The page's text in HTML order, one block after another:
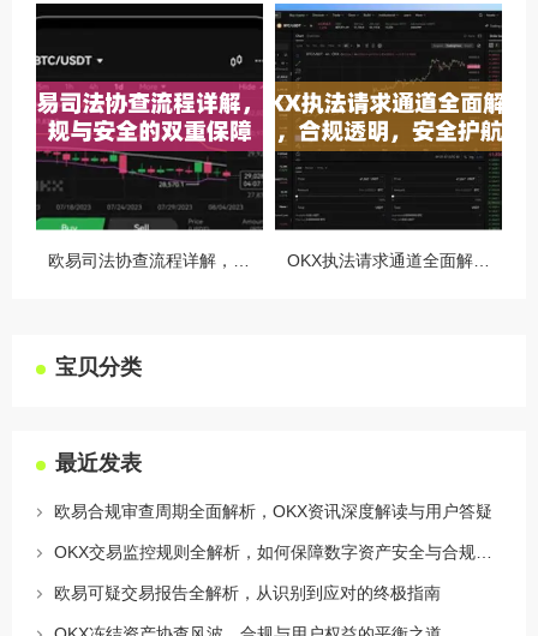
宝贝分类
最近发表
欧易合规审查周期全面解析，OKX资讯深度解读与用户答疑
欧易可疑交易报告全解析，从识别到应对的终极指南